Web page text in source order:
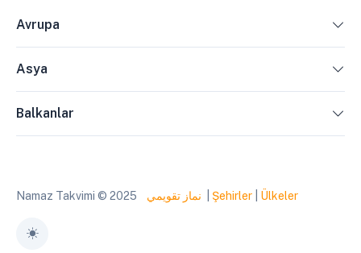
Avrupa
Asya
Balkanlar
Namaz Takvimi © 2025 نماز تقويمي Şehirler Ülkeler
Toggle theme